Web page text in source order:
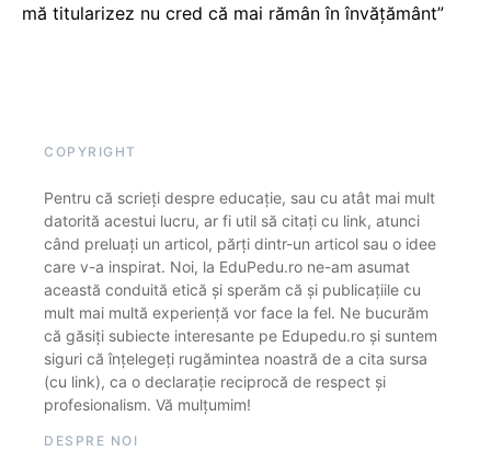
mă titularizez nu cred că mai rămân în învățământ”
COPYRIGHT
Pentru că scrieți despre educație, sau cu atât mai mult
datorită acestui lucru, ar fi util să citați cu link, atunci
când preluați un articol, părți dintr-un articol sau o idee
care v-a inspirat. Noi, la EduPedu.ro ne-am asumat
această conduită etică și sperăm că și publicațiile cu
mult mai multă experiență vor face la fel. Ne bucurăm
că găsiți subiecte interesante pe Edupedu.ro și suntem
siguri că înțelegeți rugămintea noastră de a cita sursa
(cu link), ca o declarație reciprocă de respect și
profesionalism. Vă mulțumim!
DESPRE NOI